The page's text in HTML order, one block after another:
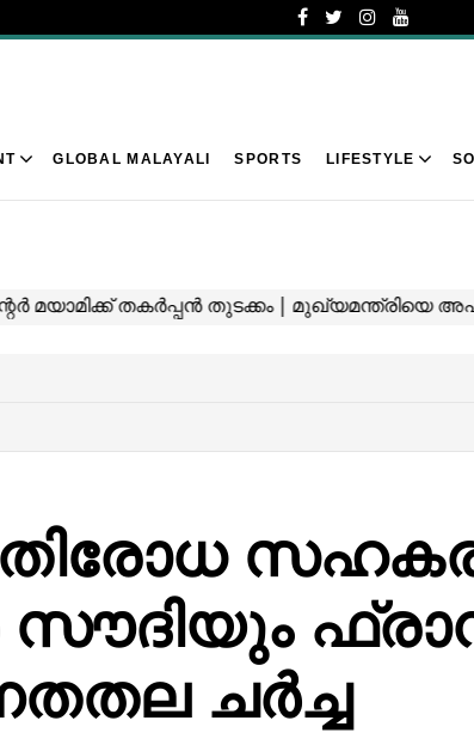
GLOBAL MALAYALI SPORTS LIFESTYLE
സൗദിയും
ചർച്ച